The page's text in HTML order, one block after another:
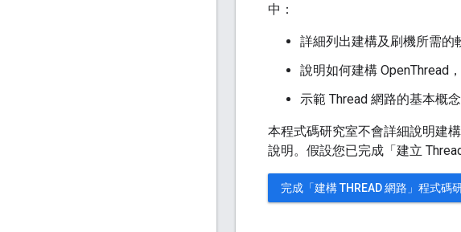
中：
詳細列出建構及刷機所需的
說明如何建構 OpenThread
示範 Thread 網路的基本概念
本程式碼研究室不會詳細說明建
說明。假設您已完成「建立
完成「建構 THREAD 網路」程式碼